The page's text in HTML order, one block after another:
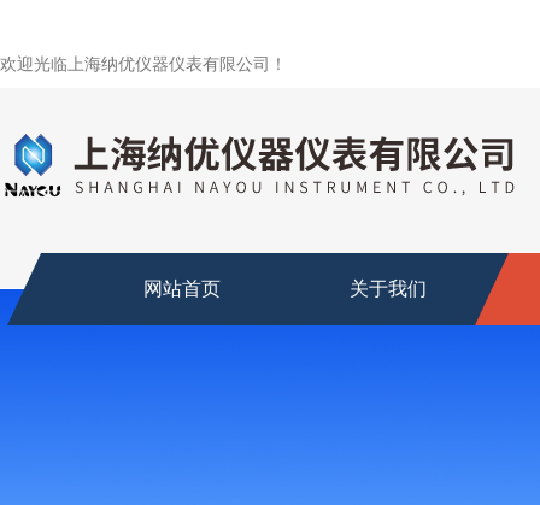
欢迎光临上海纳优仪器仪表有限公司！
网站首页 关于我们